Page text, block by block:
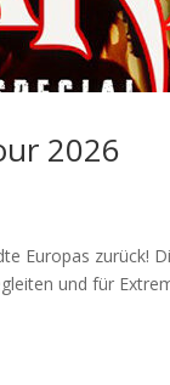
2026
Europas
und für